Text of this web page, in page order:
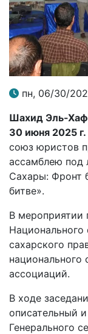
пн, 06/30/
Шахид Эль-
30 июня 2025 г.
союз юристов
ассамблею под
Сахары: Фронт
битве».
В мероприятии
сахарского
национального
ассоциаций.
В ходе
описательный
Генерального